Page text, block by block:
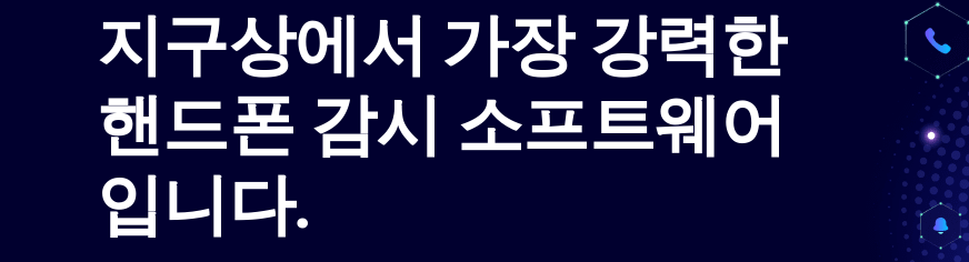
지구상에서 가장 강력한
핸드폰 감시 소프트웨어
입니다.